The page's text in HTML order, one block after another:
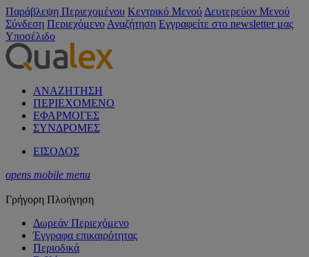
Παράβλεψη Περιεχομένου Κεντρικό Μενού Δευτερεύον Μενού
Σύνδεση Περιεχόμενο Αναζήτηση Εγγραφείτε στο newsletter μας
Υποσέλιδο
ΑΝΑΖΗΤΗΣΗ
ΠΕΡΙΕΧΟΜΕΝΟ
ΕΦΑΡΜΟΓΕΣ
ΣΥΝΔΡΟΜΕΣ
ΕΙΣΟΔΟΣ
opens mobile menu
Γρήγορη Πλοήγηση
Δωρεάν Περιεχόμενο
Έγγραφα επικαιρότητας
Περιοδικά